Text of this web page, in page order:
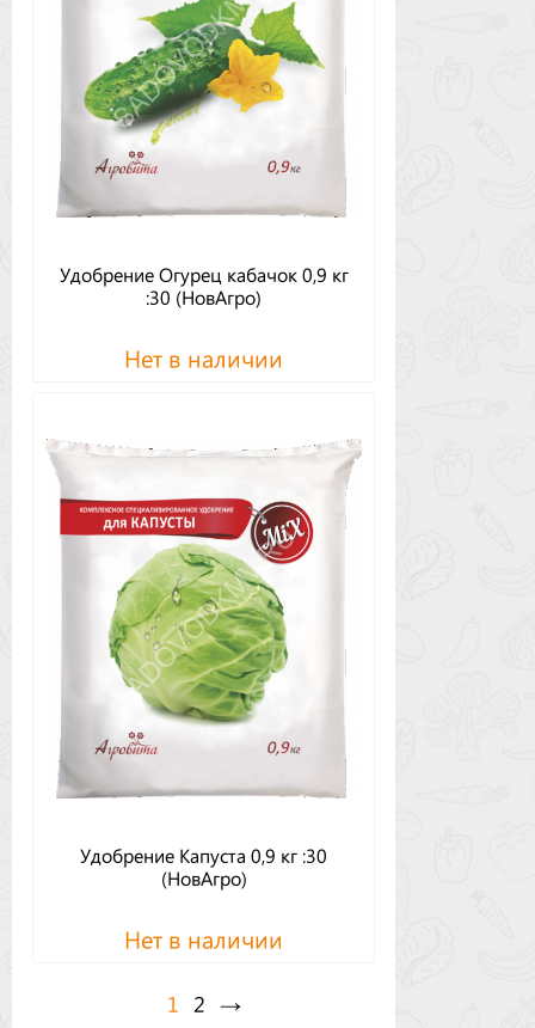
Удобрение Огурец кабачок 0,9 кг
:30 (НовАгро)
Нет в наличии
Удобрение Капуста 0,9 кг :30
(НовАгро)
Нет в наличии
1 2 →